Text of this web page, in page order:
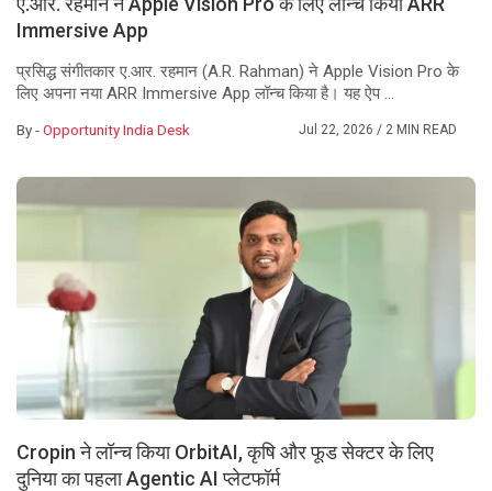
Immersive App
प्रसिद्ध संगीतकार ए.आर. रहमान (A.R. Rahman) ने Apple Vision Pro के
लिए अपना नया ARR Immersive App लॉन्च किया है। यह ऐप ...
By -Opportunity India Desk Jul 22, 2026/ 2 MIN READ
Cropin ने लॉन्च किया OrbitAI, कृषि और फूड सेक्टर के लिए
दुनिया का पहला Agentic AI प्लेटफॉर्म